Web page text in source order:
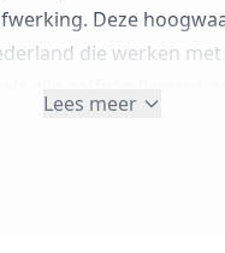
Deze
die werken
van acrylaten,
gevoelig reageren
Lees meer